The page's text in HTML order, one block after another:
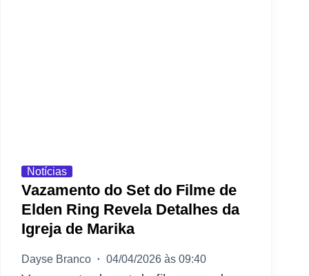
Notícias
Vazamento do Set do Filme de
Elden Ring Revela Detalhes da
Igreja de Marika
Dayse Branco 04/04/2026 às 09:40